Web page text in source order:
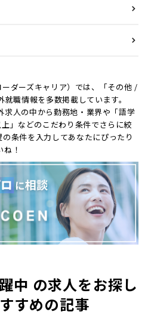
ーダーズキャリア）では、「その他 /
職情報を多数掲載しています。
求人の中から勤務地・業界や「語学
」などのこだわり条件でさらに絞
条件を入力してあなたにぴったり
！
中 の求人をお探し
すめの記事